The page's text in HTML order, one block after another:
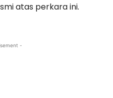
atas perkara ini.
-